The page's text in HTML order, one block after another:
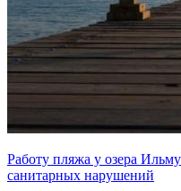
Работу пляжа у озера
санитарных нарушений